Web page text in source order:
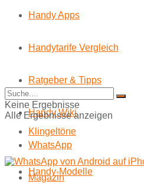
Handy Apps
Handytarife Vergleich
Ratgeber & Tipps
Handy Wiki
WhatsApp
Magazin
Start
Klingeltöne
Handy-Modelle
Keine Ergebnisse
Alle Ergebnisse anzeigen